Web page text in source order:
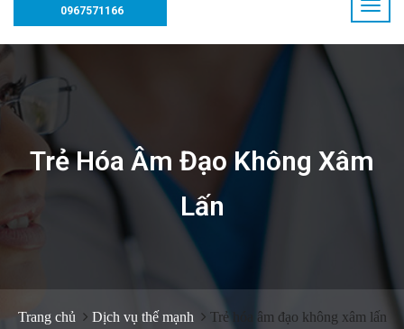
0967571166
Trẻ Hóa Âm Đạo Không Xâm
Lấn
Trang chủ Dịch vụ thế mạnh Trẻ hóa âm đạo không xâm lấn